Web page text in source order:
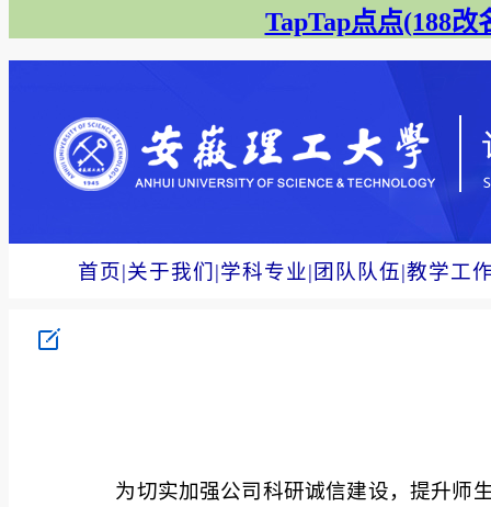
TapTap点点(188
首页|关于我们 |学科专业| 团队队伍|教学工
为切实加强公司科研诚信建设，提升师